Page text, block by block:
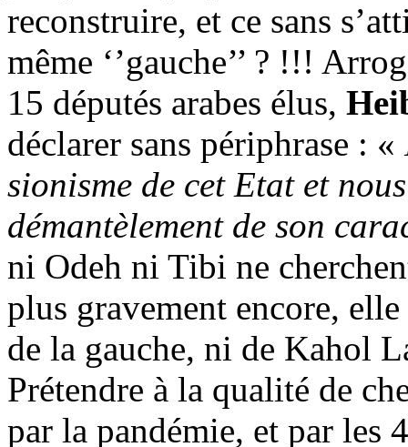
reconstruire, et ce sans
même ‘’gauche’’ ? !!!
15 députés arabes élus,
déclarer sans périphrase : «
sionisme de cet Etat et
démantèlement de son
ni Odeh ni Tibi ne
plus gravement encore,
de la gauche, ni de Kahol
Prétendre à la qualité de
par la pandémie, et par les